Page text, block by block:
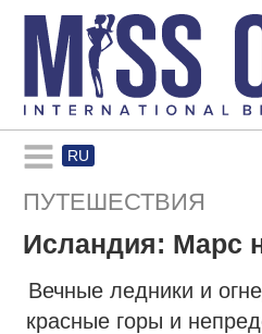
RU
Rules and
About pageant
ПУТЕШЕСТВИЯ
Исландия: Марс
Вечные ледники и
красные горы и